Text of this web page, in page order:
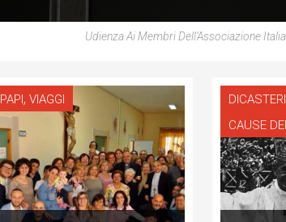
Udienza Ai Membri Dell’Associazione
PAPI,VIAGGI DICASTERI
CAUSE